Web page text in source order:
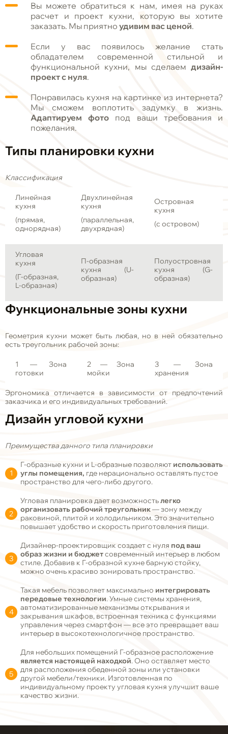
Вы можете обратиться к нам, имея на руках
расчет и проект кухни, которую вы хотите
заказать. Мы приятно удивим вас ценой.
Если у вас появилось желание стать
обладателем современной стильной и
функциональной кухни, мы сделаем дизайн-
проект с нуля.
Понравилась кухня на картинке из интернета?
Мы сможем воплотить задумку в жизнь.
Адаптируем фото под ваши требования и
пожелания.
Типы планировки кухни
Классификация
Линейная
кухня
(прямая,
однорядная)
Двухлинейная
кухня
(параллельная,
двухрядная)
Островная
кухня
(с островом)
Угловая
кухня
(Г-образная,
L-образная)
П-образная
кухня (U-
образная)
Полуостровная
кухня (G-
образная)
Функциональные зоны кухни
Геометрия кухни может быть любая, но в ней обязательно
есть треугольник рабочей зоны:
1 — Зона
готовки
2 — Зона
мойки
3 — Зона
хранения
Эргономика отличается в зависимости от предпочтений
заказчика и его индивидуальных требований.
Дизайн угловой кухни
Преимущества данного типа планировки
Г-образные кухни и L-образные позволяют использовать
углы помещения, где нерационально оставлять пустое
пространство для чего-либо другого.
Угловая планировка дает возможностьлегко
организовать рабочий треугольник— зону между
раковиной, плитой и холодильником. Это значительно
повышает удобство и скорость приготовления пищи.
Дизайнер-проектировщик создает с нуля под ваш
образ жизни и бюджетсовременный интерьер в любом
стиле. Добавив к Г-образной кухне барную стойку,
можно очень красиво зонировать пространство.
Такая мебель позволяет максимально интегрировать
передовые технологии. Умные системы хранения,
автоматизированные механизмы открывания и
закрывания шкафов, встроенная техника с функциями
управления через смартфон — все это превращает ваш
интерьер в высокотехнологичное пространство.
Для небольших помещений Г-образное расположение
является настоящей находкой. Оно оставляет место
для расположения обеденной зоны или установки
другой мебели/техники. Изготовленная по
индивидуальному проекту угловая кухня улучшит ваше
качество жизни.